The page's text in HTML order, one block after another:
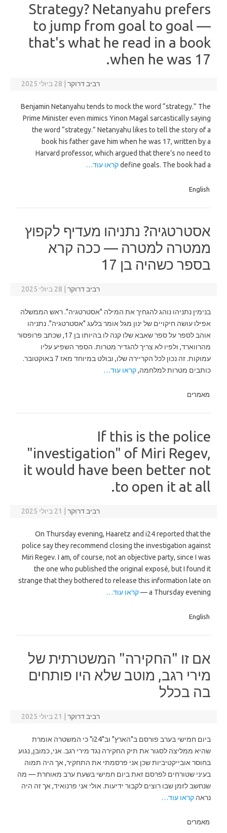
Strategy? Netanyahu prefers
to jump from goal to goal —
that's what he read in a book
when he was 17.
רביב דרוקר 28 ביולי 2025
Benjamin Netanyahu tends to mock the word “strategy.” The
Prime Minister even mimics Yinon Magal sarcastically saying
the word “strategy.” Netanyahu likes to tell the story of a
book his father gave him when he was 17, written by a
Harvard professor, which argued that there’s no need to
define goals. The book had aקראו עוד…
English
אסטרטגיה? נתניהו מעדיף לקפוץ
ממטרה למטרה — ככה קרא
בספר כשהיה בן 17
רביב דרוקר 28 ביולי 2025
בנימין נתניהו נוהג להגחיך את המילה "אסטרטגיה". ראש הממשלה
אפילו עושה חיקויים של ינון מגל אומר בלעג "אסטרטגיה". נתניהו
אוהב לספר על ספר שאבא שלו קנה לו בהיותו בן 17, שכתב פרופסור
מהרווארד, ולפיו לא צריך להגדיר מטרות. הספר השפיע עליו
עמוקות. זה נכון לכל הקריירה שלו, ובולט במיוחד מאז 7 באוקטובר.
כותבים מטרות למלחמה,קראו עוד…
מאמרים
If this is the police
"investigation" of Miri Regev,
it would have been better not
to open it at all.
רביב דרוקר 21 ביולי 2025
On Thursday evening, Haaretz and i24 reported that the
police say they recommend closing the investigation against
Miri Regev. I am, of course, not an objective party, since I was
the one who published the original exposé, but I found it
strange that they bothered to release this information late on
a Thursday evening —
קראו עוד…
English
אם זו "החקירה" המשטרתית של
מירי רגב, מוטב שלא היו פותחים
בה בכלל
רביב דרוקר 21 ביולי 2025
ביום חמישי בערב פורסם ב"הארץ" וב"i24" כי המשטרה אומרת
שהיא ממליצה לסגור את תיק החקירה נגד מירי רגב. אני, כמובן, נגוע
בחוסר אובייקטיביות שכן אני פרסמתי את התחקיר, אך היה תמוה
בעיני שטורחים לפרסם זאת ביום חמישי בשעת ערב מאוחרת — מה
שנחשב לזמן שבו רוצים לקבור ידיעות. אולי אני פרנואיד, אך זה היה
נראה קראו עוד…
מאמרים